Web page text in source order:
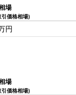
場
価格相場)
円
場
価格相場)